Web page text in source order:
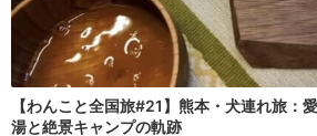
【わんこと全国旅#21】熊本・犬連れ旅：
湯と絶景キャンプの軌跡